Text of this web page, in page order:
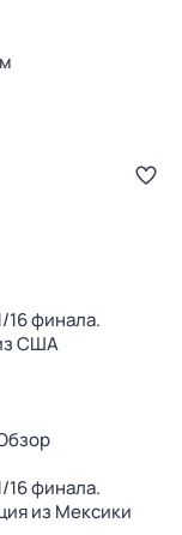
финала.
США
финала.
из Мексики